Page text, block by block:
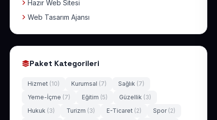
Hazır Web Sitesi
Web Tasarım Ajansı
Paket Kategorileri
Hizmet (10) Kurumsal (7) Sağlık (7)
Yeme-İçme (7) Eğitim (5) Güzellik (3)
Hukuk (3) Turizm (3) E-Ticaret (2) Spor (2)